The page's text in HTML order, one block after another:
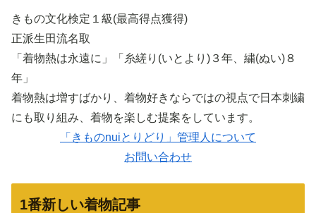
きもの文化検定１級(最高得点獲得)
正派生田流名取
「着物熱は永遠に」「糸縒り(いとより)３年、繍(ぬい)８
年」
着物熱は増すばかり、着物好きならではの視点で日本刺繍
にも取り組み、着物を楽しむ提案をしています。
「きものnuiとりどり」管理人について
お問い合わせ
1番新しい着物記事